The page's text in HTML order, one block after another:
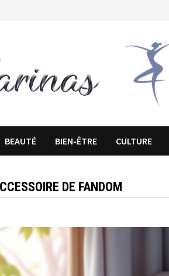
BEAUTÉ BIEN-ÊTRE CULTURE
DE FANDOM